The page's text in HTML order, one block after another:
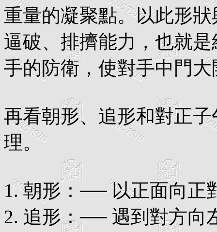
重量的凝聚點。以此形
逼破、排擠能力，也就
手的防衛，使對手中門
再看朝形、追形和對正
理。
1. 朝形：── 以正面向正
2. 追形：── 遇到對方向